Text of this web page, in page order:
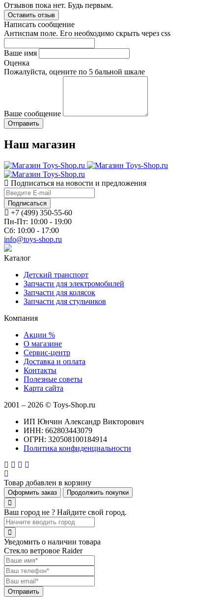
Отзывов пока нет. Будь первым.
Оставить отзыв
Написать сообщение
Антиспам поле. Его необходимо скрыть через css
Ваше имя
Оценка
Пожалуйста, оцените по 5 бальной шкале
Ваше сообщение
Наш магазин
Подписаться на новости и предложения
Подписаться
+7 (499) 350-55-60
Пн-Пт: 10:00 - 19:00
Сб: 10:00 - 17:00
info@toys-shop.ru
Каталог
Детский транспорт
Запчасти для электромобилей
Запчасти для колясок
Запчасти для стульчиков
Компания
Акции %
О магазине
Сервис-центр
Доставка и оплата
Контакты
Полезные советы
Карта сайта
2001 – 2026 © Toys-Shop.ru
ИП Юнчин Александр Викторович
ИНН: 662803443079
ОГРН: 320508100184914
Политика конфиденциальности
Товар добавлен в корзину
Оформить заказ Продолжить покупки
Ваш город не ? Найдите свой город.
Уведомить о наличии товара
Стекло ветровое Raider
Отправить